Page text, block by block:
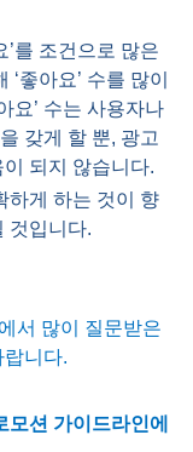
’를 조건으로 많은
‘좋아요’ 수를 많이
요’ 수는 사용자나
갖게 할 뿐, 광고
되지 않습니다.
하게 하는 것이 향
것입니다.
서 많이 질문받은
랍니다.
션 가이드라인에